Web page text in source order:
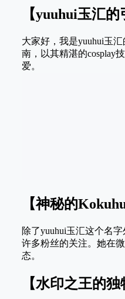
【yuuhui玉汇
大家好，我是yuuhui玉
南，以其精湛的cosplay
爱。
【神秘的
除了yuuhui玉汇这个名
许多粉丝的关注。她在
态。
【水印之王的